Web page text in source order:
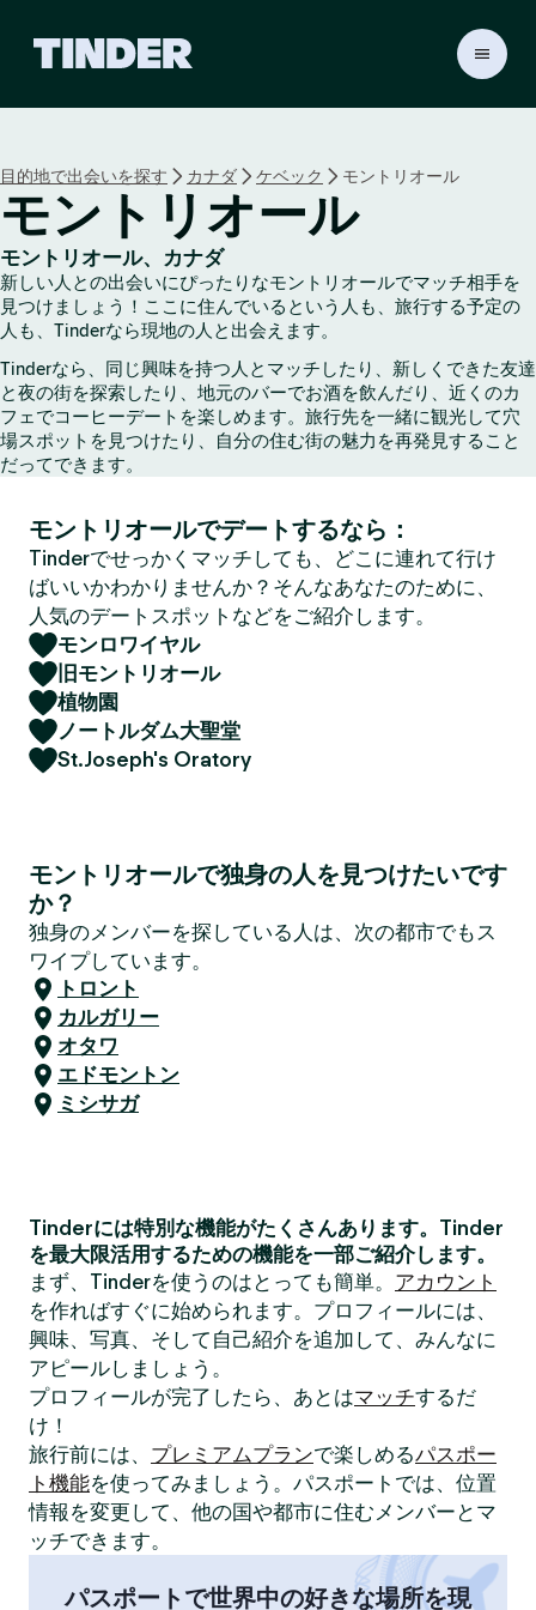
r
ホ
ー
ム
ペ
ー
ジ
目的地で出会いを探す カナダ ケベック モントリオール
モントリオール
モントリオール、カナダ
新しい人との出会いにぴったりなモントリオールでマッチ相手を
見つけましょう！ここに住んでいるという人も、旅行する予定の
人も、Tinderなら現地の人と出会えます。
Tinderなら、同じ興味を持つ人とマッチしたり、新しくできた友達
と夜の街を探索したり、地元のバーでお酒を飲んだり、近くのカ
フェでコーヒーデートを楽しめます。旅行先を一緒に観光して穴
場スポットを見つけたり、自分の住む街の魅力を再発見すること
だってできます。
モントリオールでデートするなら：
Tinderでせっかくマッチしても、どこに連れて行け
ばいいかわかりませんか？そんなあなたのために、
人気のデートスポットなどをご紹介します。
モンロワイヤル
旧モントリオール
植物園
ノートルダム大聖堂
St.Joseph's Oratory
モントリオールで独身の人を見つけたいです
か？
独身のメンバーを探している人は、次の都市でもス
ワイプしています。
トロント
カルガリー
オタワ
エドモントン
ミシサガ
Tinderには特別な機能がたくさんあります。Tinder
を最大限活用するための機能を一部ご紹介します。
まず、Tinderを使うのはとっても簡単。 アカウント
を作ればすぐに始められます。プロフィールには、
興味、写真、そして自己紹介を追加して、みんなに
アピールしましょう。
プロフィールが完了したら、あとはマッチするだ
け！
旅行前には、 プレミアムプランで楽しめるパスポー
ト機能を使ってみましょう。パスポートでは、位置
情報を変更して、他の国や都市に住むメンバーとマ
ッチできます。
パスポートで世界中の好きな場所を現